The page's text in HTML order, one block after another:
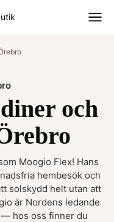
och
Moogio Flex! Hans
hembesök och
solskydd helt utan att
är Nordens ledande
hos oss finner du